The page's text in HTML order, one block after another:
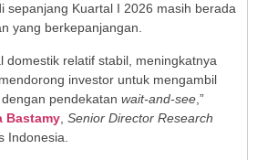
sepanjang Kuartal I 2026 masih berada
yang berkepanjangan.
domestik relatif stabil, meningkatnya
investor untuk mengambil
pendekatan wait-and-see ,”
Bastamy Senior Director Research
Indonesia.